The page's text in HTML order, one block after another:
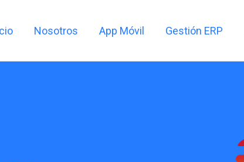
Nosotros App Móvil Gestión ERP